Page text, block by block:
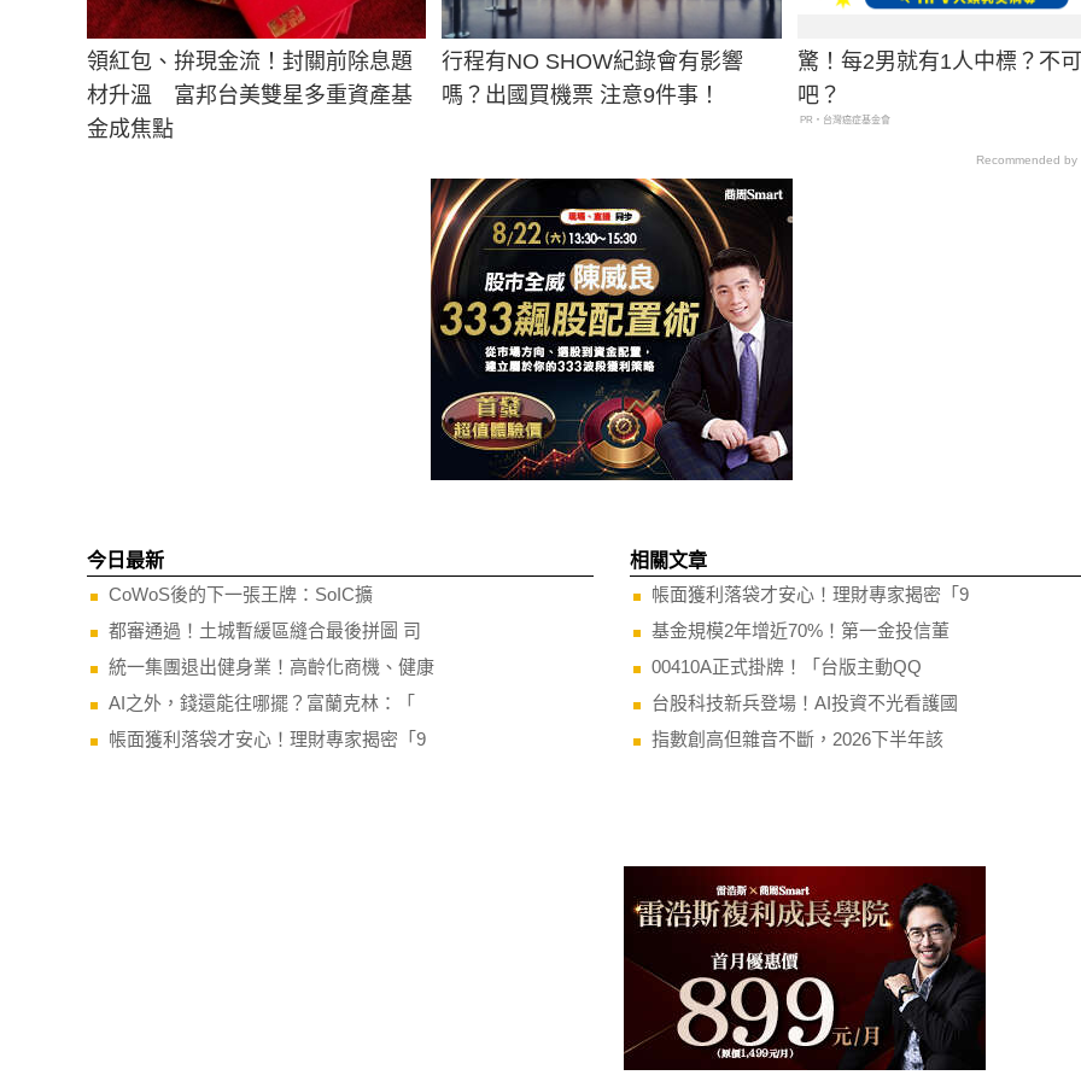
領紅包、拚現金流！封關前除息題
材升溫 富邦台美雙星多重資產基
金成焦點
行程有NO SHOW紀錄會有影響
嗎？出國買機票 注意9件事！
驚！每2男就有1人中標？不
吧？
PR・台灣癌症基金會
Recommended by
今日最新
CoWoS後的下一張王牌：SoIC擴
都審通過！土城暫緩區縫合最後拼圖 司
統一集團退出健身業！高齡化商機、健康
AI之外，錢還能往哪擺？富蘭克林：「
帳面獲利落袋才安心！理財專家揭密「9
相關文章
帳面獲利落袋才安心！理財專家揭密「9
基金規模2年增近70%！第一金投信董
00410A正式掛牌！「台版主動QQ
台股科技新兵登場！AI投資不光看護國
指數創高但雜音不斷，2026下半年該